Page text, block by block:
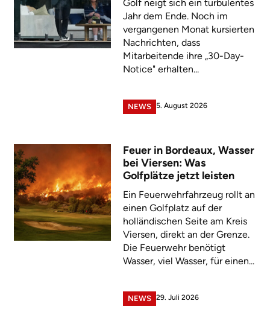
Golf neigt sich ein turbulentes
Jahr dem Ende. Noch im
vergangenen Monat kursierten
Nachrichten, dass
Mitarbeitende ihre „30-Day-
Notice" erhalten...
NEWS 5. August 2026
Feuer in Bordeaux, Wasser
bei Viersen: Was
Golfplätze jetzt leisten
Ein Feuerwehrfahrzeug rollt an
einen Golfplatz auf der
holländischen Seite am Kreis
Viersen, direkt an der Grenze.
Die Feuerwehr benötigt
Wasser, viel Wasser, für einen...
NEWS 29. Juli 2026